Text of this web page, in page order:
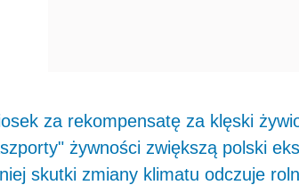
za rekompensatę za klęski
żywności zwiększą polski
skutki zmiany klimatu odczuje